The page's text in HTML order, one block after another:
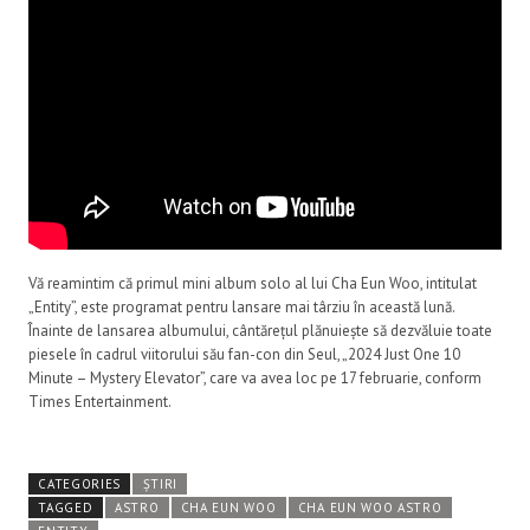
Vă reamintim că primul mini album solo al lui Cha Eun Woo, intitulat
„Entity”, este programat pentru lansare mai târziu în această lună.
Înainte de lansarea albumului, cântărețul plănuiește să dezvăluie toate
piesele în cadrul viitorului său fan-con din Seul, „2024 Just One 10
Minute – Mystery Elevator”, care va avea loc pe 17 februarie, conform
Times Entertainment.
CATEGORIES
ȘTIRI
TAGGED
ASTRO CHA EUN WOO
CHA EUN WOO ASTRO